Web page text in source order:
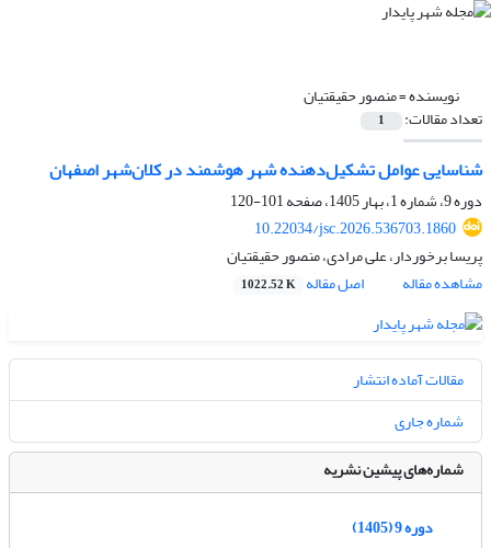
نویسنده =منصور حقیقتیان
تعداد مقالات: 1
شناسایی عوامل تشکیل‌دهنده شهر هوشمند در کلان‌شهر اصفهان
دوره 9، شماره 1، بهار 1405، صفحه
101-120
10.22034/jsc.2026.536703.1860
پریسا برخوردار، علی مرادی، منصور حقیقتیان
مشاهده مقاله
اصل مقاله 1022.52 K
مقالات آماده انتشار
شماره جاری
شماره‌های پیشین نشریه
دوره 9 (1405)